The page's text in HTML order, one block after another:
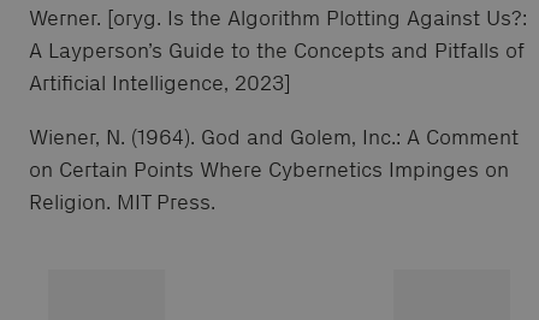
Werner. [oryg. Is the Algorithm Plotting Against Us?:
A Layperson’s Guide to the Concepts and Pitfalls of
Artificial Intelligence, 2023]
Wiener, N. (1964). God and Golem, Inc.: A Comment
on Certain Points Where Cybernetics Impinges on
Religion. MIT Press.